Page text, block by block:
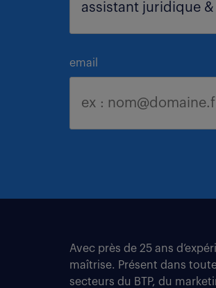
email
Avec près de 25 ans
maîtrise. Présent dans
secteurs du BTP, du